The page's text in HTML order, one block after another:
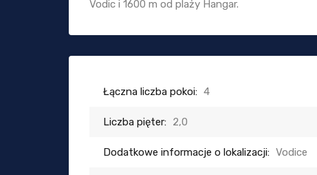
Vodic i 1600 m od plaży Hangar.
Łączna liczba pokoi: 4
Liczba pięter: 2,0
Dodatkowe informacje o lokalizacji: Vodice